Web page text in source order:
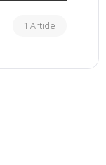
1 Article